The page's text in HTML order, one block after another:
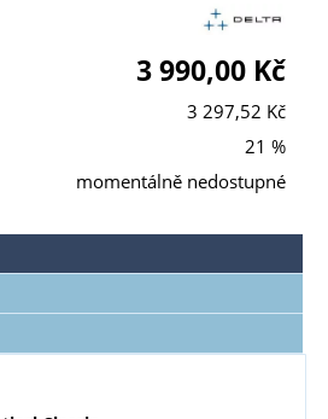
3 990,00 Kč
3 297,52 Kč
21 %
momentálně nedostupné